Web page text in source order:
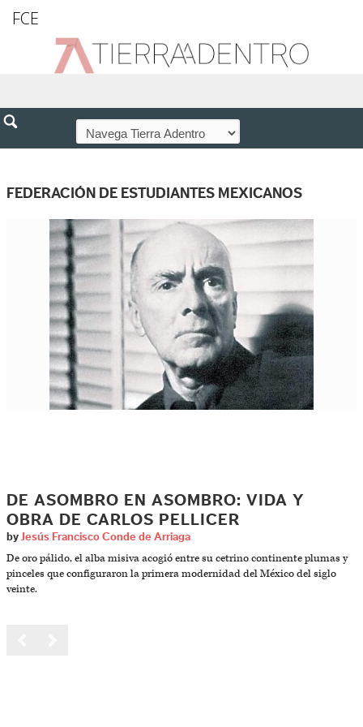
FCE
FEDERACIÓN DE ESTUDIANTES MEXICANOS
DE ASOMBRO EN ASOMBRO: VIDA Y
OBRA DE CARLOS PELLICER
by Jesús Francisco Conde de Arriaga
De oro pálido, el alba misiva acogió entre su cetrino continente plumas y
pinceles que configuraron la primera modernidad del México del siglo
veinte.